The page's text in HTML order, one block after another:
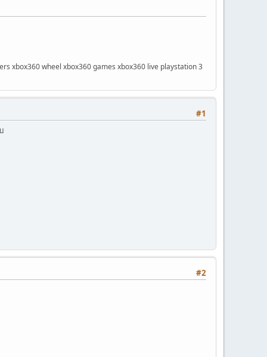
xbox360 wheel xbox360 games xbox360 live playstation 3
#1
#2